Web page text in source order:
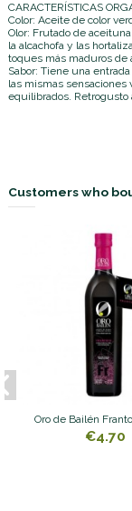
CARACTERÍSTICAS
Color: Aceite de color
Olor: Frutado de
la alcachofa y las
toques más maduros de
Sabor: Tiene una
las mismas
equilibrados. Retrogusto
Customers who
Oro de Bailén
€4.70